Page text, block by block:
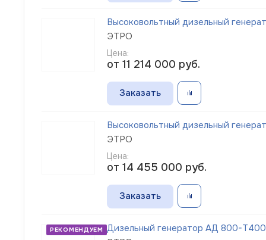
Высоковольтный дизельный
ЭТРО
Цена:
от 11 214 000 руб.
Заказать
Высоковольтный дизельный
ЭТРО
Цена:
от 14 455 000 руб.
Заказать
РЕКОМЕНДУЕМ
Дизельный генератор АД 800-